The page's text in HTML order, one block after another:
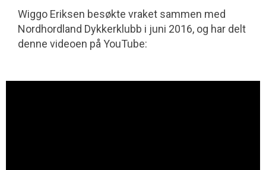
Wiggo Eriksen besøkte vraket sammen med
Nordhordland Dykkerklubb i juni 2016, og har delt
denne videoen på YouTube: